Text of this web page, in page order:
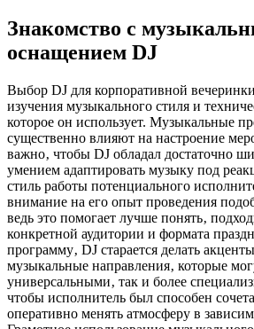
Знакомство с
оснащением DJ
Выбор DJ для корпоративной
изучения музыкального стиля и
которое он использует. Музыкальные
существенно влияют на настроение
важно‚ чтобы DJ обладал достаточно
умением адаптировать музыку под
стиль работы потенциального
внимание на его опыт проведения
ведь это помогает лучше понять‚
конкретной аудитории и формата
программу‚ DJ старается делать
музыкальные направления‚ которые
универсальными‚ так и более
чтобы исполнитель был способен
оперативно менять атмосферу в